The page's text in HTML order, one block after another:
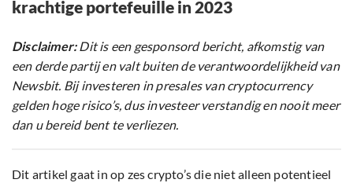
krachtige portefeuille in 2023
Disclaimer:Dit is een gesponsord bericht, afkomstig van
een derde partij en valt buiten de verantwoordelijkheid van
Newsbit. Bij investeren in presales van cryptocurrency
gelden hoge risico’s, dus investeer verstandig en nooit meer
dan u bereid bent te verliezen.
Dit artikel gaat in op zes crypto’s die niet alleen potentieel